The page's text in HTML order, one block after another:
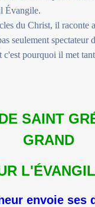
Évangile.
du Christ, il raconte
seulement spectateur
pourquoi il met
SAINT
GRAND
envoie ses